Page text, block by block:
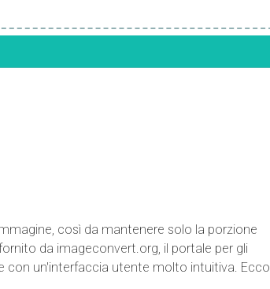
così da mantenere solo la porzione
da imageconvert.org, il portale per gli
con un'interfaccia utente molto intuitiva. Ecco